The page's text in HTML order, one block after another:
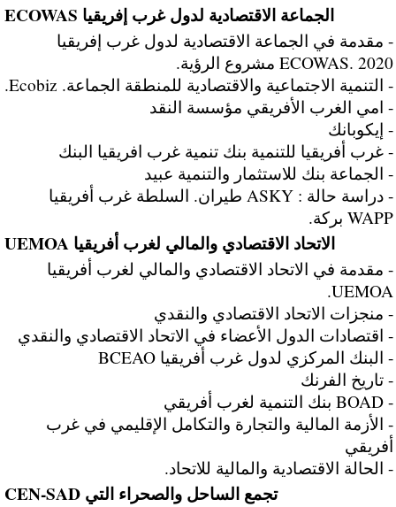
الجماعة الاقتصادية لدول غرب إفريقيا ECOWAS
- مقدمة في الجماعة الاقتصادية لدول غرب إفريقيا
ECOWAS. 2020 مشروع الرؤية.
- التنمية الاجتماعية والاقتصادية للمنطقة الجماعة. Ecobiz.
- امي الغرب الأفريقي مؤسسة النقد
- إيكوبانك
- غرب أفريقيا للتنمية بنك تنمية غرب افريقيا البنك
- الجماعة بنك للاستثمار والتنمية عبيد
- دراسة حالة : ASKY طيران. السلطة غرب أفريقيا
WAPP بركة.
الاتحاد الاقتصادي والمالي لغرب أفريقيا UEMOA
- مقدمة في الاتحاد الاقتصادي والمالي لغرب أفريقيا
UEMOA.
- منجزات الاتحاد الاقتصادي والنقدي
- اقتصادات الدول الأعضاء في الاتحاد الاقتصادي والنقدي
- البنك المركزي لدول غرب أفريقيا BCEAO
- تاريخ الفرنك
- BOAD بنك التنمية لغرب أفريقي
- الأزمة المالية والتجارة والتكامل الإقليمي في غرب
أفريقي
- الحالة الاقتصادية والمالية للاتحاد.
تجمع الساحل والصحراء التي CEN-SAD